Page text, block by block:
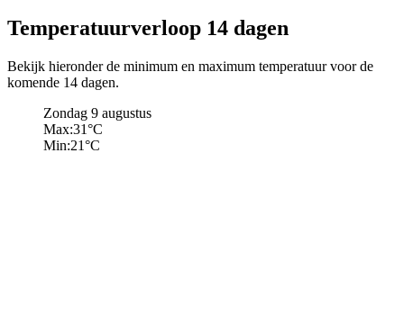
Temperatuurverloop 14 dagen
Bekijk hieronder de minimum en maximum temperatuur voor de
komende 14 dagen.
Zondag 9 augustus
Max:31°C
Min:21°C